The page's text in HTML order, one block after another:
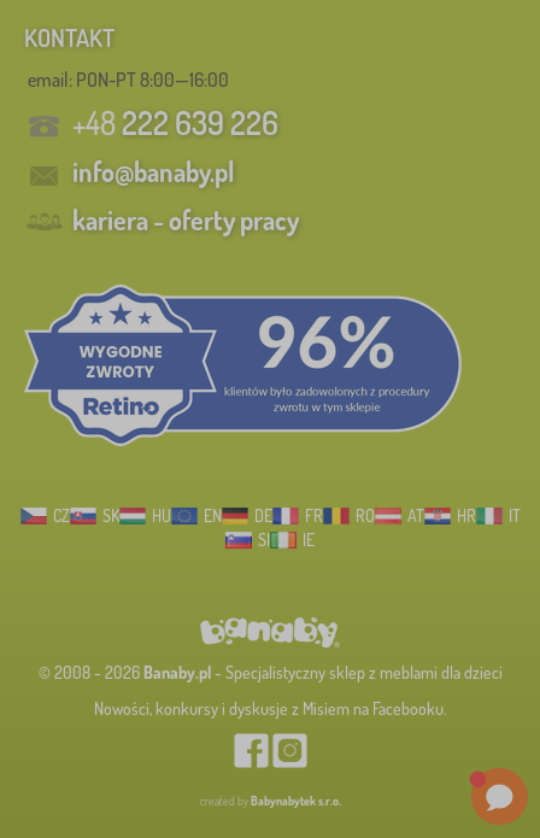
KONTAKT
email: PON-PT 8:00—16:00
+48222 639 226
info@banaby.pl
kariera - oferty pracy
CZ SK HU EN DE FR RO AT HR
IT
SI
IE
© 2008 - 2026 Banaby.pl- Specjalistyczny sklep z meblami dla dzieci
Nowości, konkursy i dyskusje z Misiem na Facebooku.
created by Babynabytek s.r.o.